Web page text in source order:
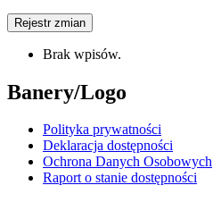
Rejestr zmian
Brak wpisów.
Banery/Logo
Polityka prywatności
Deklaracja dostępności
Ochrona Danych Osobowych
Raport o stanie dostępności